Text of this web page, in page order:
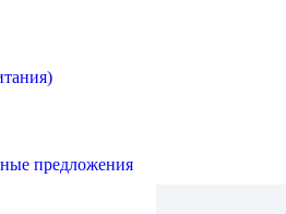
предложения